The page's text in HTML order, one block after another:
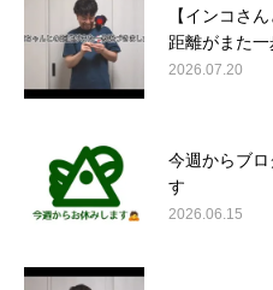
【インコさ
距離がまた
2026.07.20
今週からブ
す
2026.06.15